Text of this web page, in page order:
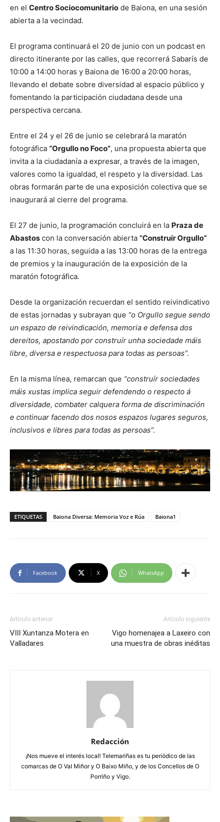
en el Centro Sociocomunitario de Baiona, en una sesión
abierta a la vecindad.
El programa continuará el 20 de junio con un podcast en
directo itinerante por las calles, que recorrerá Sabarís de
10:00 a 14:00 horas y Baiona de 16:00 a 20:00 horas,
llevando el debate sobre diversidad al espacio público y
fomentando la participación ciudadana desde una
perspectiva cercana.
Entre el 24 y el 26 de junio se celebrará la maratón
fotográfica “Orgullo no Foco”, una propuesta abierta que
invita a la ciudadanía a expresar, a través de la imagen,
valores como la igualdad, el respeto y la diversidad. Las
obras formarán parte de una exposición colectiva que se
inaugurará al cierre del programa.
El 27 de junio, la programación concluirá en la Praza de
Abastos con la conversación abierta “Construír Orgullo”
a las 11:30 horas, seguida a las 13:00 horas de la entrega
de premios y la inauguración de la exposición de la
maratón fotográfica.
Desde la organización recuerdan el sentido reivindicativo
de estas jornadas y subrayan que “o Orgullo segue sendo
un espazo de reivindicación, memoria e defensa dos
dereitos, apostando por construír unha sociedade máis
libre, diversa e respectuosa para todas as persoas”.
En la misma línea, remarcan que “construír sociedades
máis xustas implica seguir defendendo o respecto á
diversidade, combater calquera forma de discriminación
e continuar facendo dos nosos espazos lugares seguros,
inclusivos e libres para todas as persoas”.
ETIQUETAS Baiona Diversa: Memoria Voz e Rúa Baiona1
Facebook X WhatsApp
Artículo anterior
VIII Xuntanza Motera en
Valladares
Artículo siguiente
Vigo homenajea a Laxeiro con
una muestra de obras inéditas
Redacción
¡Nos mueve el interés local! Telemariñas es tu periódico de las
comarcas de O Val Miñor y O Baixo Miño, y de los Concellos de O
Porriño y Vigo.